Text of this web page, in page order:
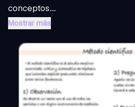
conceptos...
Mostrar más